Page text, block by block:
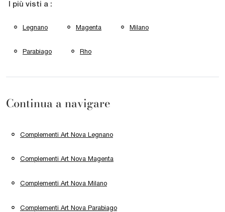
I più visti a :
Legnano Magenta Milano
Parabiago Rho
Continua a navigare
Complementi Art Nova Legnano
Complementi Art Nova Magenta
Complementi Art Nova Milano
Complementi Art Nova Parabiago